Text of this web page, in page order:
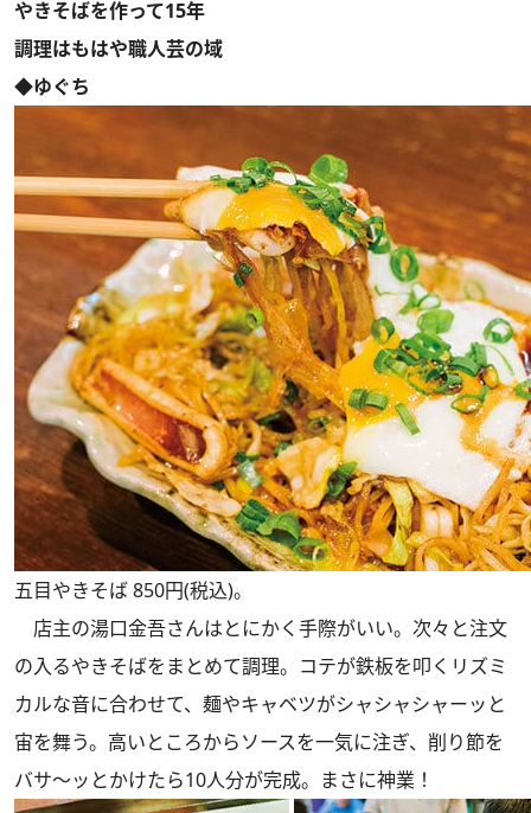
やきそばを作って15年
調理はもはや職人芸の域
◆ゆぐち
五目やきそば 850円(税込)。
店主の湯口金吾さんはとにかく手際がいい。次々と注文
の入るやきそばをまとめて調理。コテが鉄板を叩くリズミ
カルな音に合わせて、麺やキャベツがシャシャシャーッと
宙を舞う。高いところからソースを一気に注ぎ、削り節を
バサ～ッとかけたら10人分が完成。まさに神業！